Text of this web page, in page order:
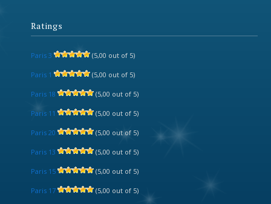
Ratings
Paris 3 (5,00 out of 5)
Paris 1 (5,00 out of 5)
Paris 18 (5,00 out of 5)
Paris 11 (5,00 out of 5)
Paris 20 (5,00 out of 5)
Paris 13 (5,00 out of 5)
Paris 15 (5,00 out of 5)
Paris 17 (5,00 out of 5)